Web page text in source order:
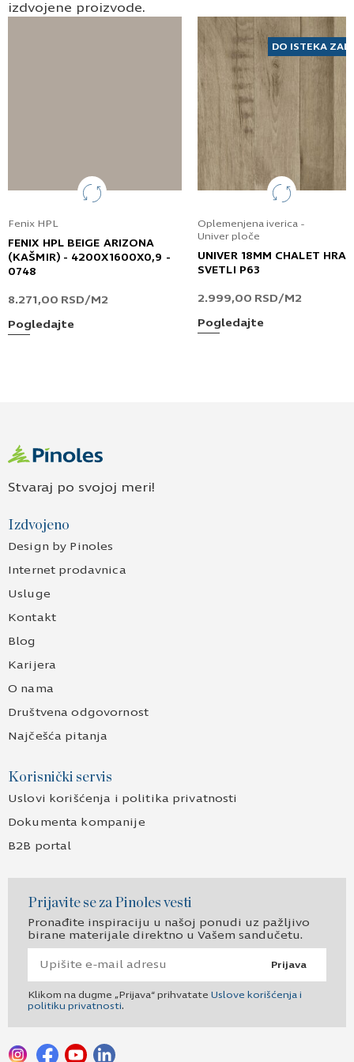
Prijavljujem se za vesti i obaveštenja putem
izdvojene proizvode.
Fenix HPL
FENIX HPL BEIGE ARIZONA
(KAŠMIR) - 4200X1600X0,9 -
0748
8.271,00 RSD/M2
Pogledajte
DO ISTEKA
Oplemenjena iverica -
Univer ploče
UNIVER 18MM CHALET
SVETLI P63
2.999,00 RSD/M2
Pogledajte
Stvaraj po svojoj meri!
Izdvojeno
Design by Pinoles
Internet prodavnica
Usluge
Kontakt
Blog
Karijera
O nama
Društvena odgovornost
Najčešća pitanja
Korisnički servis
Uslovi korišćenja i politika privatnosti
Dokumenta kompanije
B2B portal
Prijavite se za Pinoles vesti
Pronađite inspiraciju u našoj ponudi uz pažljivo
birane materijale direktno u Vašem sandučetu.
Prijava
Klikom na dugme „Prijava“ prihvatate Uslove korišćenja i
politiku privatnosti.